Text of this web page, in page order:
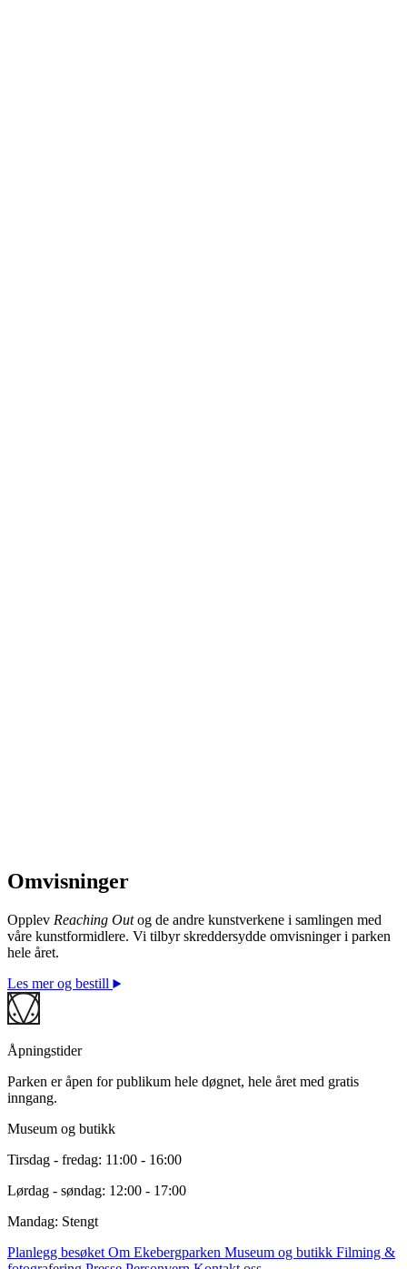
Wirth / BONO. Foto: © Johanne Nyborg
Omvisninger
Opplev Reaching Outog de andre kunstverkene i samlingen med
våre kunstformidlere. Vi tilbyr skreddersydde omvisninger i parken
hele året.
Les mer og bestill
Åpningstider
Parken er åpen for publikum hele døgnet, hele året med gratis
inngang.
Museum og butikk
Tirsdag - fredag: 11:00 - 16:00
Lørdag - søndag: 12:00 - 17:00
Mandag: Stengt
Planlegg besøket Om Ekebergparken Museum og butikk Filming &